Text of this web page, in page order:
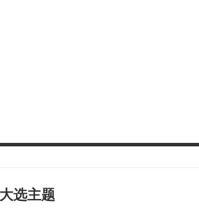
选主题